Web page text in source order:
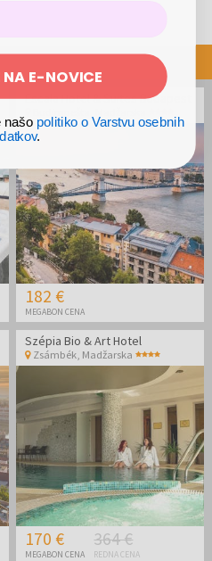
Escala Hotel & Suites Budapest
182 €
MEGABON CENA
Szépia Bio & Art Hotel
Zsámbék Madžarska
170 €
MEGABON CENA
364 €
REDNA CENA
NA E-NOVICE
našo politiko o Varstvu osebnih
.